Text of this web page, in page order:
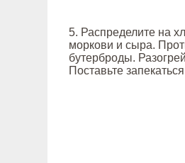
5. Распределите на
моркови и сыра.
бутерброды.
Поставьте